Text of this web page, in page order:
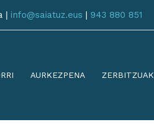
| info@saiatuz.eus | 943 880 851
AURKEZPENA ZERBITZUAK